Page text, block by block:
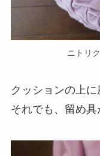
ニトリ
クッションの上に
それでも、留め具